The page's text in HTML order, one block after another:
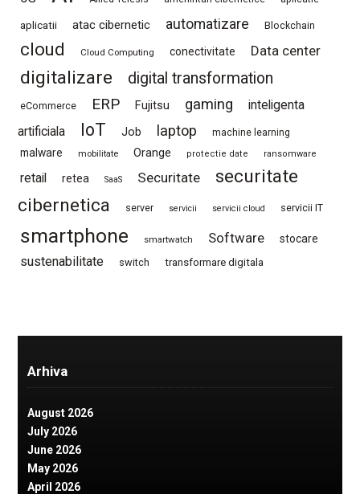
aplicatii atac cibernetic automatizare Blockchain
cloud Cloud Computing conectivitate Data center
digitalizare digital transformation
eCommerce ERP Fujitsu gaming
inteligenta
artificiala
IoT Job laptop machine learning
malware mobilitate Orange protectie date ransomware
retail retea SaaS Securitate
securitate
cibernetica
server servicii servicii cloud servicii IT
smartphone smartwatch Software stocare
sustenabilitate switch transformare digitala
Arhiva
August 2026
July 2026
June 2026
May 2026
April 2026